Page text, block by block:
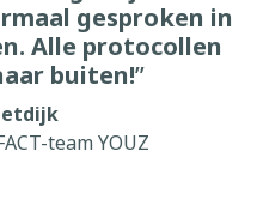
gesproken in
Alle protocollen
buiten!”
team YOUZ